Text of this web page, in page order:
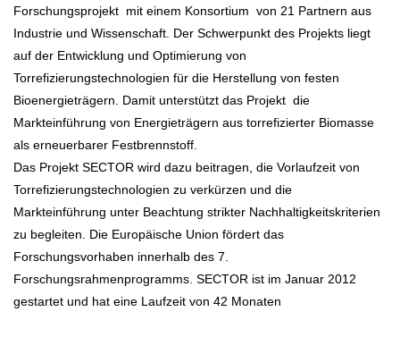
Forschungsprojekt mit einem Konsortium von 21 Partnern aus
Industrie und Wissenschaft. Der Schwerpunkt des Projekts liegt
auf der Entwicklung und Optimierung von
Torrefizierungstechnologien für die Herstellung von festen
Bioenergieträgern. Damit unterstützt das Projekt die
Markteinführung von Energieträgern aus torrefizierter Biomasse
als erneuerbarer Festbrennstoff.
Das Projekt SECTOR wird dazu beitragen, die Vorlaufzeit von
Torrefizierungstechnologien zu verkürzen und die
Markteinführung unter Beachtung strikter Nachhaltigkeitskriterien
zu begleiten. Die Europäische Union fördert das
Forschungsvorhaben innerhalb des 7.
Forschungsrahmenprogramms. SECTOR ist im Januar 2012
gestartet und hat eine Laufzeit von 42 Monaten